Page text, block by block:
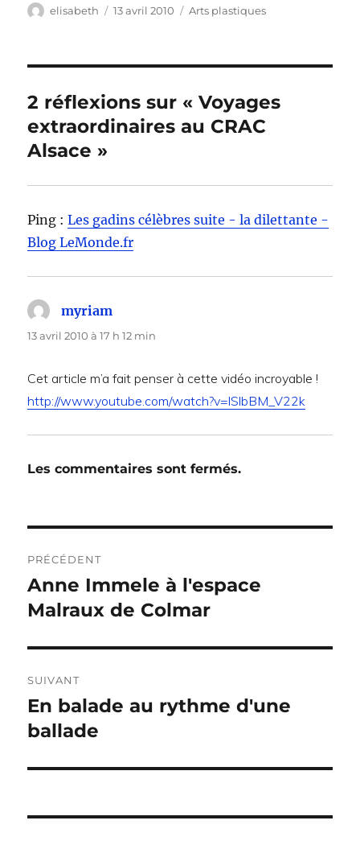
Auteur
elisabeth
Publié
13 avril 2010 Catégories
Arts plastiques
2 réflexions sur « Voyages
extraordinaires au CRAC
Alsace »
Ping :Les gadins célèbres suite - la dilettante -
Blog LeMonde.fr
myriam
13 avril 2010 à 17 h 12 min
Cet article m’a fait penser à cette vidéo incroyable !
http://www.youtube.com/watch?v=lSlbBM_V22k
Les commentaires sont fermés.
de
l’article
PRÉCÉDENT
Publication
précédente :
Anne Immele à l'espace
Malraux de Colmar
SUIVANT
Publication
suivante :
En balade au rythme d'une
ballade